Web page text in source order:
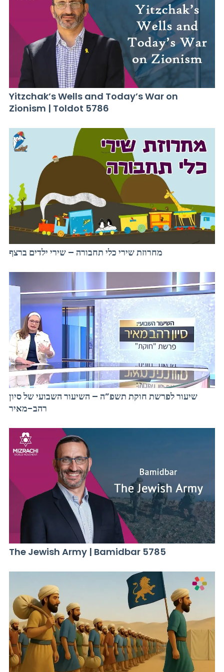
Yitzchak’s Wells and Today’s War on
Zionism | Toldot 5786
מחרוזת שירי כלי תחבורה – שירי ילדים ברצף
שיעור לפרשת חוקת תשפ”ה – השיעור השבועי של סיון
רהב-מאיר
The Jewish Army | Bamidbar 5785